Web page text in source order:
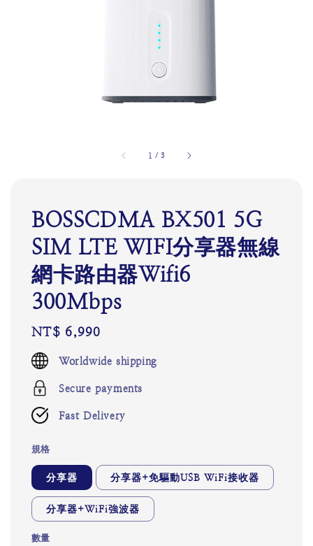
1 /3
BOSSCDMA BX501 5G
SIM LTE WIFI分享器無線
網卡路由器Wifi6
300Mbps
Regular
price
NT$ 6,990
Worldwide shipping
Secure payments
Fast Delivery
規格
分享器 分享器+免驅動USB WiFi接收器
分享器+WiFi強波器
數量